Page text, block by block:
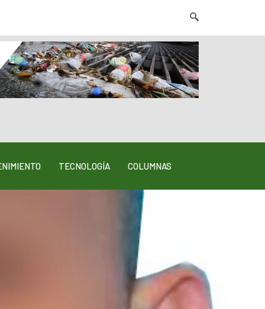
TECNOLOGÍA COLUMNAS